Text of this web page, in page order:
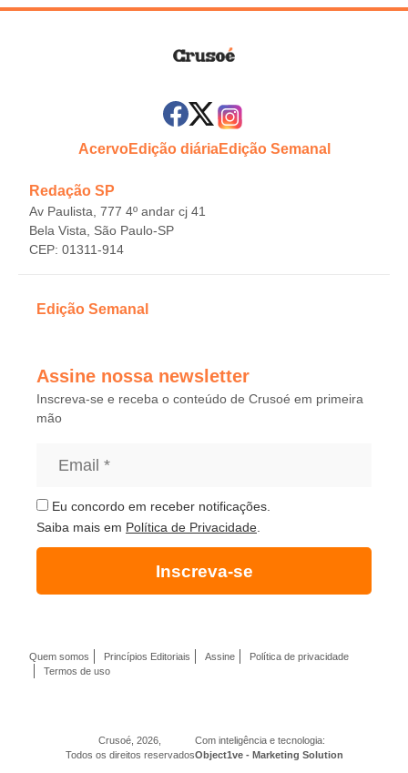
AcervoEdição diáriaEdição Semanal
Redação SP
Av Paulista, 777 4º andar cj 41
Bela Vista, São Paulo-SP
CEP: 01311-914
Edição Semanal
Assine nossa newsletter
Inscreva-se e receba o conteúdo de Crusoé em primeira
mão
Eu concordo em receber notificações.
Saiba mais em Política de Privacidade
Inscreva-se
Crusoé, 2026,
Todos os direitos reservados
Com inteligência e tecnologia:
Object1ve - Marketing Solution
Quem somos Princípios Editoriais Assine
Política de privacidade
Termos de uso